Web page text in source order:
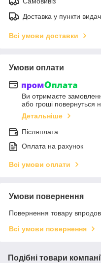
Доставка у пункти
Всі умови доставки
Умови оплати
Ви отримаєте
або гроші повернуться
Детальніше
Післяплата
Оплата на рахунок
Всі умови оплати
Умови повернення
Повернення товару
Всі умови повернення
Подібні товари